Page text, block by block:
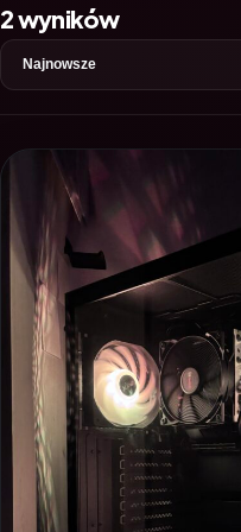
2 wyników